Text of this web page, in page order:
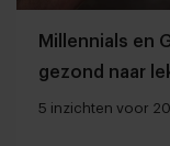
Millennials en
gezond naar
5 inzichten voor